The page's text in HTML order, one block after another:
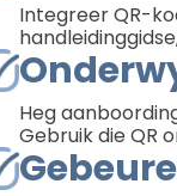
Integreer QR-
Heg
Gebruik die QR